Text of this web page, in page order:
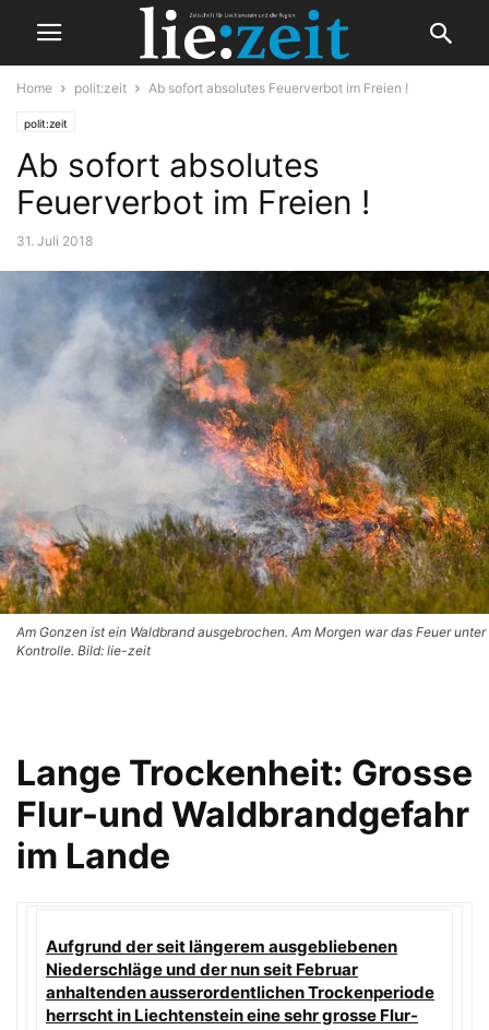
Home polit:zeit Ab sofort absolutes Feuerverbot im Freien !
polit:zeit
Ab sofort absolutes
Feuerverbot im Freien !
31. Juli 2018
Am Gonzen ist ein Waldbrand ausgebrochen. Am Morgen war das Feuer unter
Kontrolle. Bild: lie-zeit
Lange Trockenheit: Grosse
Flur-und Waldbrandgefahr
im Lande
Aufgrund der seit längerem ausgebliebenen
Niederschläge und der nun seit Februar
anhaltenden ausserordentlichen Trockenperiode
herrscht in Liechtenstein eine sehr grosse Flur-